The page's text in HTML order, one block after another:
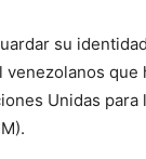
su
que
Unidas